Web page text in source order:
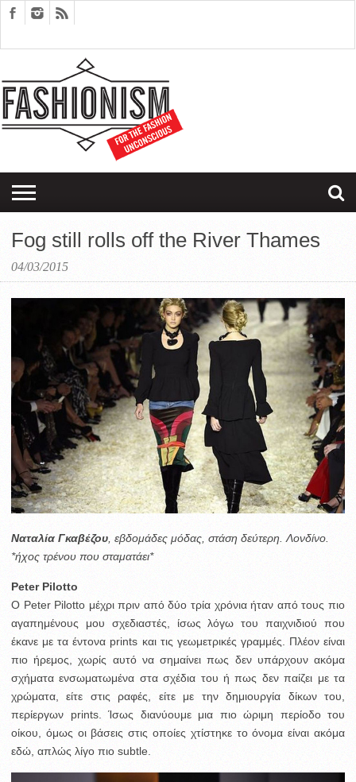
EDITORIALS
COUPLES
THERAPY
SARTORIAGRAM
Fog still rolls off the River Thames
04/03/2015
Ναταλία Γκαβέζου , εβδομάδες μόδας, στάση δεύτερη. Λονδίνο.
*ήχος τρένου που σταματάει*
Peter Pilotto
Ο Peter Pilotto μέχρι πριν από δύο τρία χρόνια ήταν από τους πιο
αγαπημένους μου σχεδιαστές, ίσως λόγω του παιχνιδιού που
έκανε με τα έντονα prints και τις γεωμετρικές γραμμές. Πλέον είναι
πιο ήρεμος, χωρίς αυτό να σημαίνει πως δεν υπάρχουν ακόμα
σχήματα ενσωματωμένα στα σχέδια του ή πως δεν παίζει με τα
χρώματα, είτε στις ραφές, είτε με την δημιουργία δίκων του,
περίεργων prints. Ίσως διανύουμε μια πιο ώριμη περίοδο του
οίκου, όμως οι βάσεις στις οποίες χτίστηκε το όνομα είναι ακόμα
εδώ, απλώς λίγο πιο subtle.